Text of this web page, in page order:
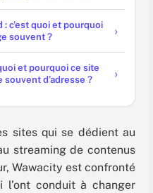
c’est quoi et pourquoi
souvent ?
et pourquoi ce site
d’adresse ?
sites qui se dédient au
streaming de contenus
Wawacity est confronté
l’ont conduit à changer